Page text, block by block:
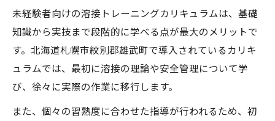
未経験者向けの溶接トレーニングカリキュラムは、基礎
知識から実技まで段階的に学べる点が最大のメリットで
す。北海道札幌市紋別郡雄武町で導入されているカリキ
ュラムでは、最初に溶接の理論や安全管理について学
び、徐々に実際の作業に移行します。
また、個々の習熟度に合わせた指導が行われるため、初